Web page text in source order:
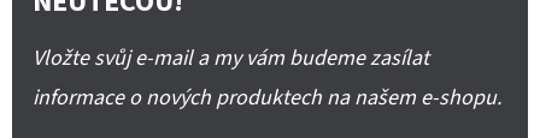
Vložte svůj e-mail a my vám budeme zasílat
informace o nových produktech na našem e-shopu.